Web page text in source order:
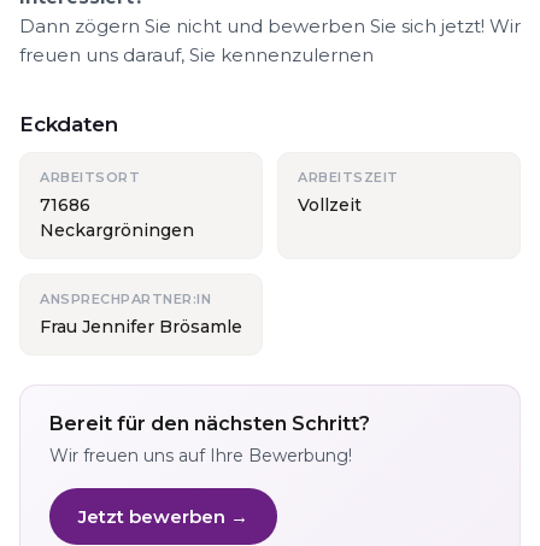
Dann zögern Sie nicht und bewerben Sie sich jetzt! Wir
freuen uns darauf, Sie kennenzulernen
Eckdaten
ARBEITSORT
71686
Neckargröningen
ARBEITSZEIT
Vollzeit
ANSPRECHPARTNER:IN
Frau Jennifer Brösamle
Bereit für den nächsten Schritt?
Wir freuen uns auf Ihre Bewerbung!
Jetzt bewerben →